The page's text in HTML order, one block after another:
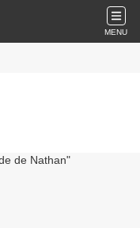
MENU